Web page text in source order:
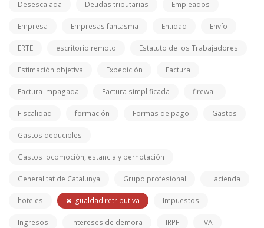
Desescalada Deudas tributarias Empleados
Empresa Empresas fantasma Entidad Envío
ERTE escritorio remoto Estatuto de los Trabajadores
Estimación objetiva Expedición Factura
Factura impagada Factura simplificada firewall
Fiscalidad formación Formas de pago Gastos
Gastos deducibles
Gastos locomoción, estancia y pernotación
Generalitat de Catalunya Grupo profesional Hacienda
hoteles Igualdad retributiva Impuestos
Ingresos Intereses de demora IRPF IVA